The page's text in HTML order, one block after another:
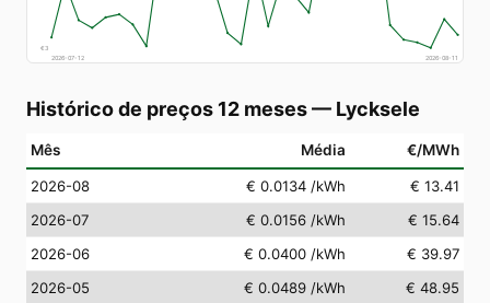
€3
2026-07-12
2026-08-11
Histórico de preços 12 meses— Lycksele
Mês Média €/MWh
2026-08 € 0.0134 /kWh
€ 13.41
2026-07
€ 0.0156 /kWh
€ 15.64
2026-06
€ 0.0400 /kWh
€ 39.97
2026-05
€ 0.0489 /kWh
€ 48.95